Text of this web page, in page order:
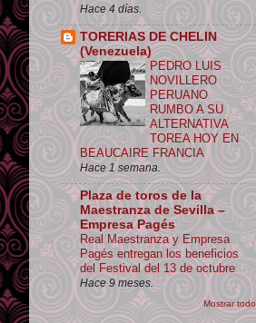
Hace 4 días.
TORERIAS DE CHELIN
(Venezuela)
PEDRO LUIS
NOVILLERO
PERUANO
RUMBO A SU
ALTERNATIVA
TOREA HOY EN
BEAUCAIRE FRANCIA
Hace 1 semana.
Plaza de toros de la
Maestranza de Sevilla –
Empresa Pagés
Real Maestranza y Empresa
Pagés entregan los beneficios
del Festival del 13 de octubre
Hace 9 meses.
Mostrar todo